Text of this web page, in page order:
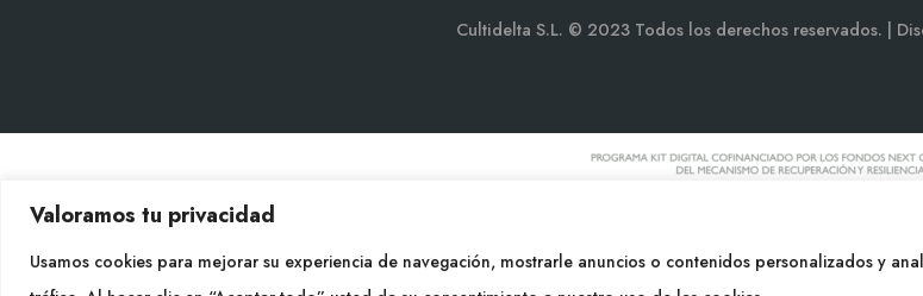
Valoramos tu privacidad
Usamos cookies para mejorar su experiencia de navegación, mostrarle anuncios o contenidos personalizados y
Cultidelta S.L. © 2023 Todos los derechos reservados. |